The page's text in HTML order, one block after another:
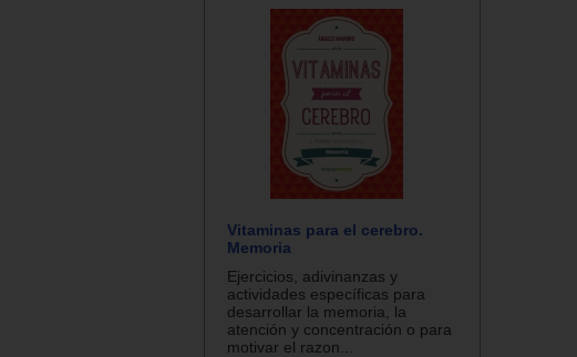
Vitaminas para el cerebro.
Memoria
Ejercicios, adivinanzas y
actividades específicas para
desarrollar la memoria, la
atención y concentración o para
motivar el razon...